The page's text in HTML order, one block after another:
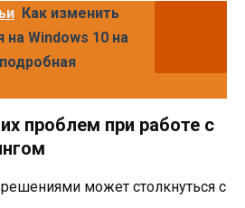
Как изменить
на Windows 10 на
проблем при работе с
может столкнуться с